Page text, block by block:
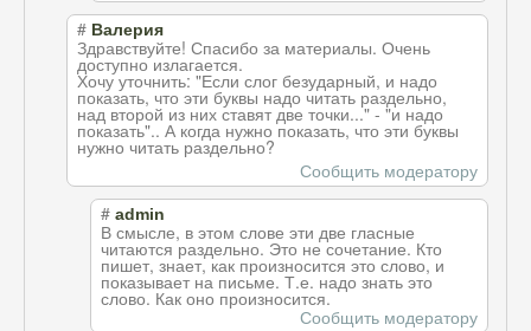
# Валерия
Здравствуйте! Спасибо за материалы. Очень
доступно излагается.
Хочу уточнить: "Если слог безударный, и надо
показать, что эти буквы надо читать раздельно,
над второй из них ставят две точки..." - "и надо
показать".. А когда нужно показать, что эти буквы
нужно читать раздельно?
Сообщить модератору
# admin
В смысле, в этом слове эти две гласные
читаются раздельно. Это не сочетание. Кто
пишет, знает, как произносится это слово, и
показывает на письме. Т.е. надо знать это
слово. Как оно произносится.
Сообщить модератору